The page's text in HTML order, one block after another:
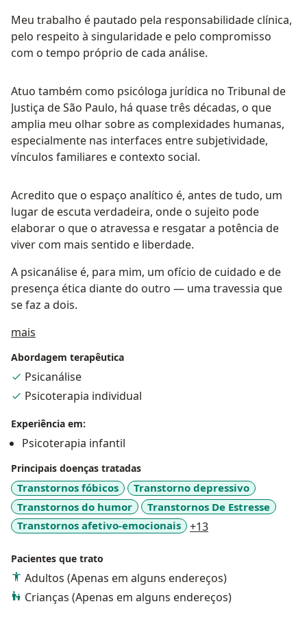
Meu trabalho é pautado pela responsabilidade clínica,
pelo respeito à singularidade e pelo compromisso
com o tempo próprio de cada análise.
Atuo também como psicóloga jurídica no Tribunal de
Justiça de São Paulo, há quase três décadas, o que
amplia meu olhar sobre as complexidades humanas,
especialmente nas interfaces entre subjetividade,
vínculos familiares e contexto social.
Acredito que o espaço analítico é, antes de tudo, um
lugar de escuta verdadeira, onde o sujeito pode
elaborar o que o atravessa e resgatar a potência de
viver com mais sentido e liberdade.
A psicanálise é, para mim, um ofício de cuidado e de
presença ética diante do outro — uma travessia que
se faz a dois.
mais
Abordagem terapêutica
Psicanálise
Psicoterapia individual
Experiência em:
Psicoterapia infantil
Principais doenças tratadas
Transtornos fóbicos
Transtorno depressivo
Transtornos do humor
Transtornos De Estresse
Transtornos afetivo-emocionais
+13
Pacientes que trato
Adultos (Apenas em alguns endereços)
Crianças (Apenas em alguns endereços)